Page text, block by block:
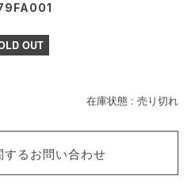
OUT
在庫状態 : 売り切れ
するお問い合わせ